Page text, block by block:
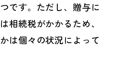
です。ただし、贈与に
相続税がかかるため、
は個々の状況によって